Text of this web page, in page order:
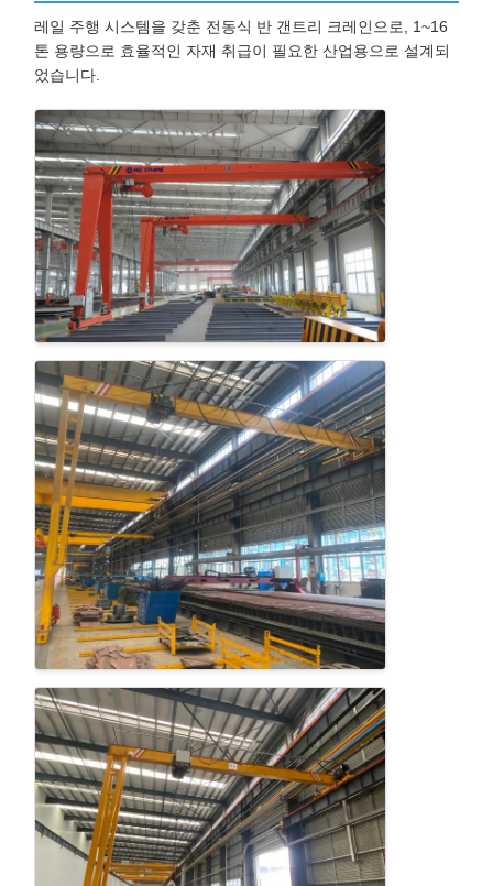
모든 케이스
지금 챗팅하
세요
크레인 바퀴
와이어 로프 드럼
크레인 후크
엔드 캐리지
크레인 롤리 블록
잡기
기중기
기어 모터 및 브레이크
감아 올리기
수송 설비
리프팅 장치
크레인 용품
레일 주행 시스템을 갖춘 전동식 반 갠트리 크레인으로, 1~16
톤 용량으로 효율적인 자재 취급이 필요한 산업용으로 설계되
었습니다.